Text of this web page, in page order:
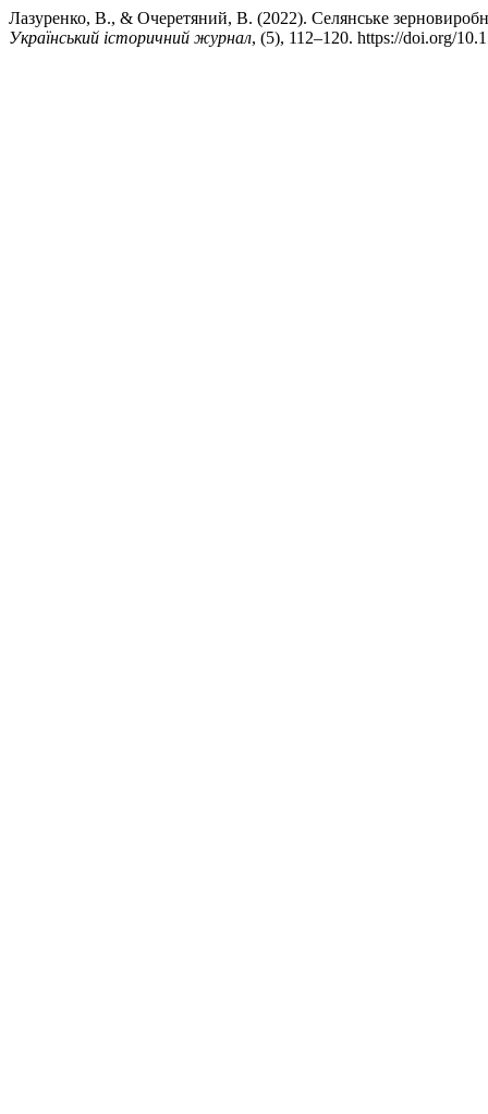
Лазуренко, В., & Очеретяний, В. (2022). Селянське
Український історичний журнал, (5), 112–120. https://doi.org/